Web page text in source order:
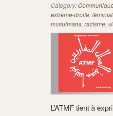
Category:
extrême-droite,
musulmans, racisme,
L’ATMF tient à